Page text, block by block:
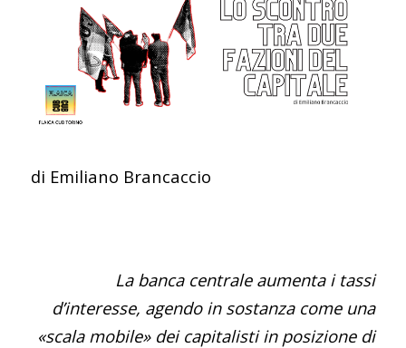
di Emiliano Brancaccio
La banca centrale aumenta i tassi
d’interesse, agendo in sostanza come una
«scala mobile» dei capitalisti in posizione di